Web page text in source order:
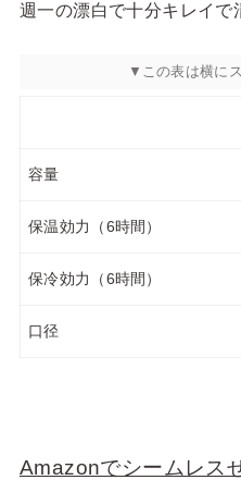
週一の漂白で十分キレイで
容量
保温効力（6時間）
保冷効力（6時間）
口径
Amazonでシームレス